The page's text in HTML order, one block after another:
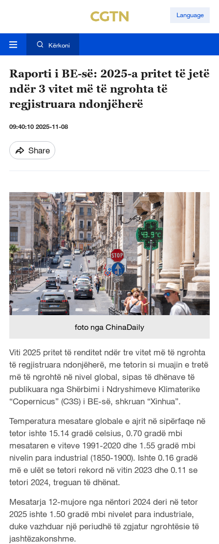
Language
Kërkoni
Raporti i BE-së: 2025-a pritet të jetë
ndër 3 vitet më të ngrohta të
regjistruara ndonjëherë
09:40:10 2025-11-08
Share
foto nga ChinaDaily
Viti 2025 pritet të renditet ndër tre vitet më të ngrohta
të regjistruara ndonjëherë, me tetorin si muajin e tretë
më të ngrohtë në nivel global, sipas të dhënave të
publikuara nga Shërbimi i Ndryshimeve Klimaterike
“Copernicus” (C3S) i BE-së, shkruan “Xinhua”.
Temperatura mesatare globale e ajrit në sipërfaqe në
tetor ishte 15.14 gradë celsius, 0.70 gradë mbi
mesataren e viteve 1991-2020 dhe 1.55 gradë mbi
nivelin para industrial (1850-1900). Ishte 0.16 gradë
më e ulët se tetori rekord në vitin 2023 dhe 0.11 se
tetori 2024, treguan të dhënat.
Mesatarja 12-mujore nga nëntori 2024 deri në tetor
2025 ishte 1.50 gradë mbi nivelet para industriale,
duke vazhduar një periudhë të zgjatur ngrohtësie të
jashtëzakonshme.